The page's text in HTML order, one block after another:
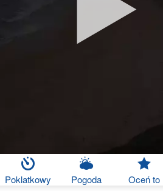
Poklatkowy Pogoda Oceń to